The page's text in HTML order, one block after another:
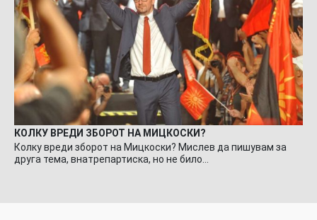
КОЛКУ ВРЕДИ ЗБОРОТ НА МИЦКОСКИ?
Колку вреди зборот на Мицкоски? Мислев да пишувам за
друга тема, внатрепартиска, но не било…